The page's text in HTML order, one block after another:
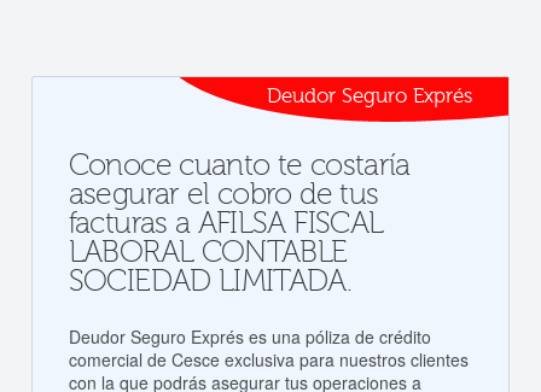
Deudor Seguro Exprés
Conoce cuanto te costaría
asegurar el cobro de tus
facturas a AFILSA FISCAL
LABORAL CONTABLE
SOCIEDAD LIMITADA.
Deudor Seguro Exprés es una póliza de crédito
comercial de Cesce exclusiva para nuestros clientes
con la que podrás asegurar tus operaciones a